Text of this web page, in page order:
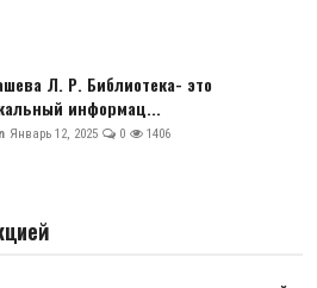
Л. Р. Библиотека- это
информац...
Январь 12, 2025 0 1406